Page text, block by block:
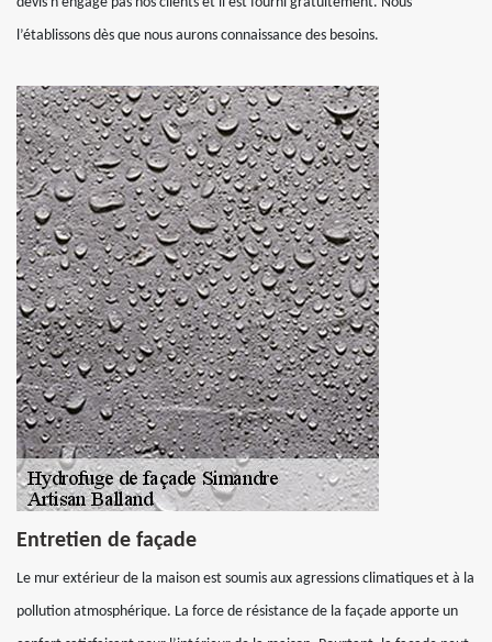
l’établissons dès que nous aurons connaissance des besoins.
Entretien de façade
Le mur extérieur de la maison est soumis aux agressions climatiques et à la
pollution atmosphérique. La force de résistance de la façade apporte un